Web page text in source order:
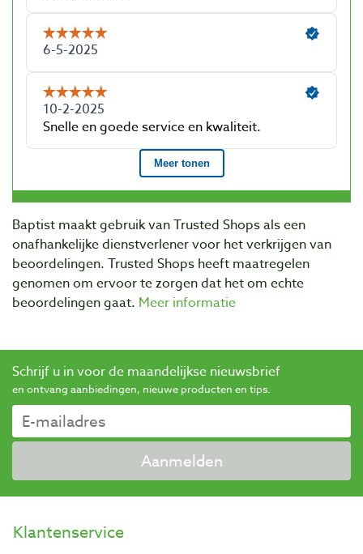
Baptist maakt gebruik van Trusted Shops als een
onafhankelijke dienstverlener voor het verkrijgen van
beoordelingen. Trusted Shops heeft maatregelen
genomen om ervoor te zorgen dat het om echte
beoordelingen gaat. Meer informatie
Schrijf u in voor de maandelijkse nieuwsbrief
en ontvang aanbiedingen, nieuwe producten en tips.
Aanmelden
Klantenservice